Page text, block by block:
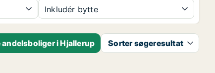
Inkludér bytte
andelsboliger i Hjallerup Sorter søgeresultat